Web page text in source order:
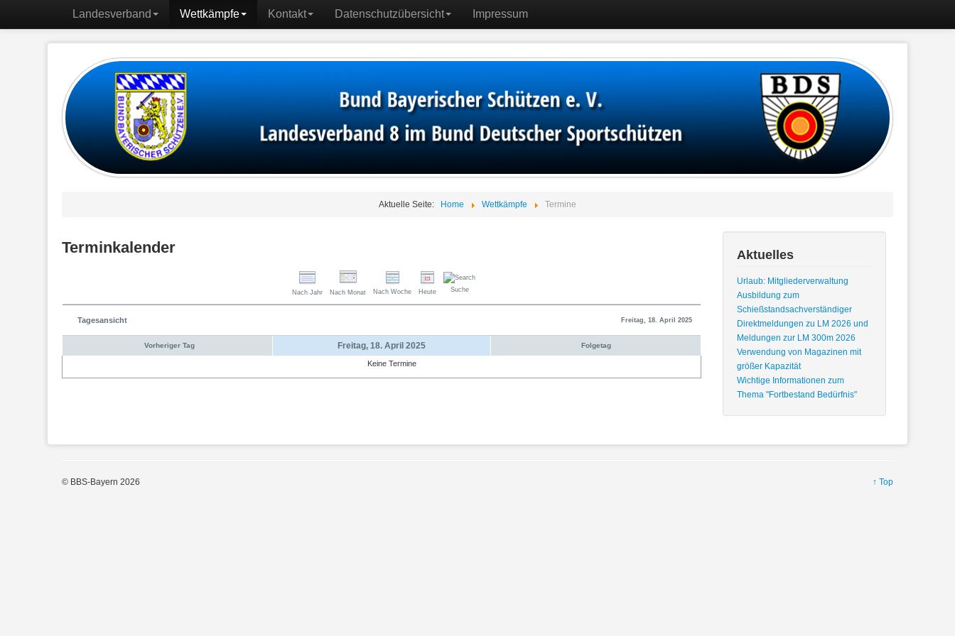
Landesverband Wettkämpfe Kontakt Datenschutzübersicht Impressum
Aktuelle Seite: Home Wettkämpfe Termine
Terminkalender
Nach Jahr Nach Monat Nach Woche Heute Suche
Tagesansicht Freitag, 18. April 2025
Vorheriger Tag Freitag, 18. April 2025 Folgetag
Keine Termine
Aktuelles
Urlaub: Mitgliederverwaltung
Ausbildung zum
Schießstandsachverständiger
Direktmeldungen zu LM 2026 und
Meldungen zur LM 300m 2026
Verwendung von Magazinen mit
größer Kapazität
Wichtige Informationen zum
Thema "Fortbestand Bedürfnis"
↑ Top
© BBS-Bayern 2026